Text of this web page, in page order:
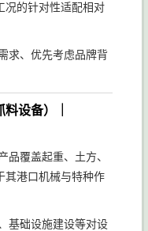
况的针对性适配相对
求、优先考虑品牌背
设备）｜
品覆盖起重、土方、
其港口机械与特种作
基础设施建设等对设